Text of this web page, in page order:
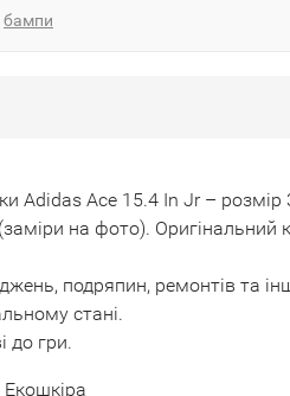
бампи
Adidas Ace 15.4 In Jr – розмір
на фото). Оригінальний
подряпин, ремонтів та
стані.
до гри.
Екошкіра